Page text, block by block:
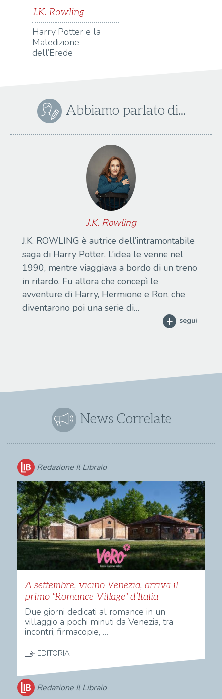
J.K. Rowling
Harry Potter e la
Maledizione
dell’Erede
Abbiamo parlato di...
J.K. Rowling
J.K. ROWLING è autrice dell’intramontabile
saga di Harry Potter. L’idea le venne nel
1990, mentre viaggiava a bordo di un treno
in ritardo. Fu allora che concepì le
avventure di Harry, Hermione e Ron, che
diventarono poi una serie di…
segui
News Correlate
Redazione Il Libraio
A settembre, vicino Venezia, arriva il
primo "Romance Village" d’Italia
Due giorni dedicati al romance in un
villaggio a pochi minuti da Venezia, tra
incontri, firmacopie, …
EDITORIA
Redazione Il Libraio